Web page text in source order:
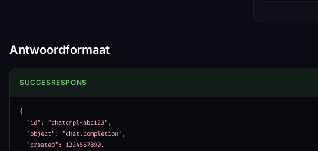
Antwoordformaat
SUCCESRESPONS
{
  "id": "chatcmpl-abc123",
  "object": "chat.completion",
  "created": 1234567890,